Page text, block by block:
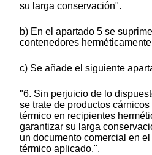
su larga conservación".
b) En el apartado 5 se
contenedores
c) Se añade el siguiente
"6. Sin perjuicio de lo
se trate de productos
térmico en recipientes
garantizar su larga
un documento comercial en
térmico aplicado.".